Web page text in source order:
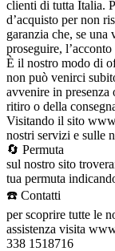
clienti di tutta Italia.
d’acquisto per non
garanzia che, se
proseguire,
È il nostro modo di
non può venirci
avvenire in presenza
ritiro o della
Visitando il sito
nostri servizi e sulle
🔄 Permuta
sul nostro sito
tua permuta
☎️ Contatti
per scoprire tutte le
assistenza visita
338 1518716